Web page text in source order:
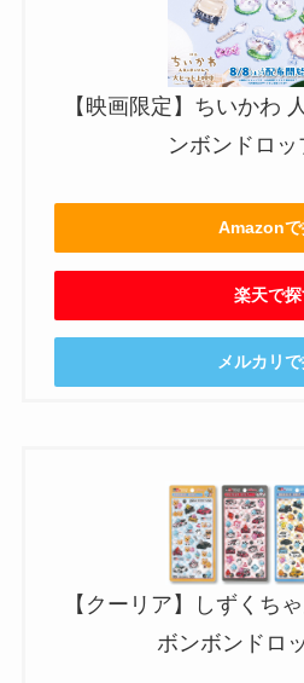
【映画限定】ちいかわ
ンボンドロ
Amazonで
楽天で
メルカリ
【クーリア】しずくち
ボンボンドロ